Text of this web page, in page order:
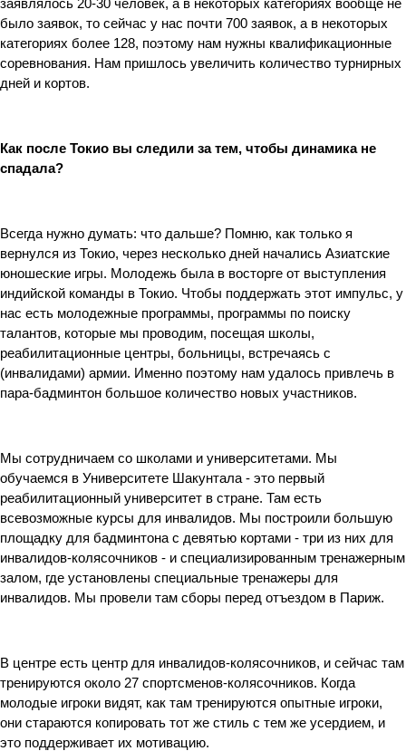
заявлялось 20-30 человек, а в некоторых категориях вообще не
было заявок, то сейчас у нас почти 700 заявок, а в некоторых
категориях более 128, поэтому нам нужны квалификационные
соревнования. Нам пришлось увеличить количество турнирных
дней и кортов.
Как после Токио вы следили за тем, чтобы динамика не
спадала?
Всегда нужно думать: что дальше? Помню, как только я
вернулся из Токио, через несколько дней начались Азиатские
юношеские игры. Молодежь была в восторге от выступления
индийской команды в Токио. Чтобы поддержать этот импульс, у
нас есть молодежные программы, программы по поиску
талантов, которые мы проводим, посещая школы,
реабилитационные центры, больницы, встречаясь с
(инвалидами) армии. Именно поэтому нам удалось привлечь в
пара-бадминтон большое количество новых участников.
Мы сотрудничаем со школами и университетами. Мы
обучаемся в Университете Шакунтала - это первый
реабилитационный университет в стране. Там есть
всевозможные курсы для инвалидов. Мы построили большую
площадку для бадминтона с девятью кортами - три из них для
инвалидов-колясочников - и специализированным тренажерным
залом, где установлены специальные тренажеры для
инвалидов. Мы провели там сборы перед отъездом в Париж.
В центре есть центр для инвалидов-колясочников, и сейчас там
тренируются около 27 спортсменов-колясочников. Когда
молодые игроки видят, как там тренируются опытные игроки,
они стараются копировать тот же стиль с тем же усердием, и
это поддерживает их мотивацию.